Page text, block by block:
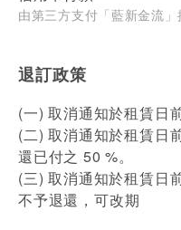
由第三方支付「藍新金流」
退訂政策
(一) 取消通知於租賃日
(二) 取消通知於租賃日
還已付之 50 %。
(三) 取消通知於租賃日
不予退還，可改期